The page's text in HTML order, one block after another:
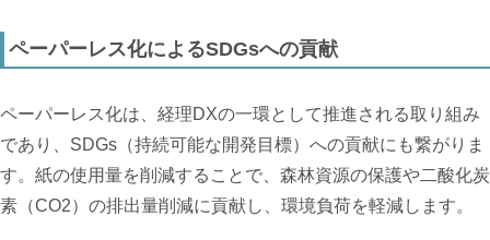
ペーパーレス化によるSDGsへの貢献
ペーパーレス化は、経理DXの一環として推進される取り組み
であり、SDGs（持続可能な開発目標）への貢献にも繋がりま
す。紙の使用量を削減することで、森林資源の保護や二酸化炭
素（CO2）の排出量削減に貢献し、環境負荷を軽減します。